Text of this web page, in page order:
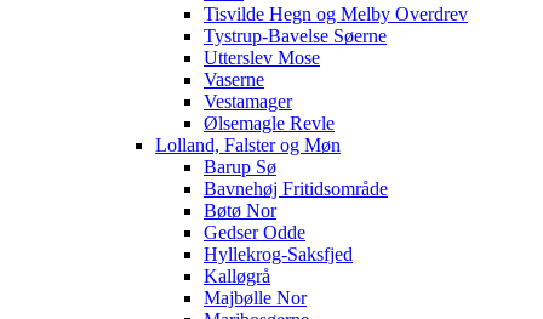
Tisvilde Hegn og Melby Overdrev
Tystrup-Bavelse Søerne
Utterslev Mose
Vaserne
Vestamager
Ølsemagle Revle
Lolland, Falster og Møn
Barup Sø
Bavnehøj Fritidsområde
Bøtø Nor
Gedser Odde
Hyllekrog-Saksfjed
Kalløgrå
Majbølle Nor